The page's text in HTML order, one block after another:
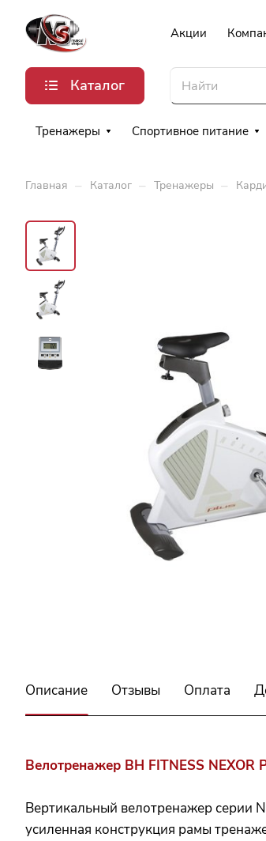
Акции
Каталог
Тренажеры Спортивное питание
Главная – Каталог – Тренажеры –
Описание Отзывы Оплата
Велотренажер BH FITNESS NEXOR
Вертикальный велотренажер серии
усиленная конструкция рамы